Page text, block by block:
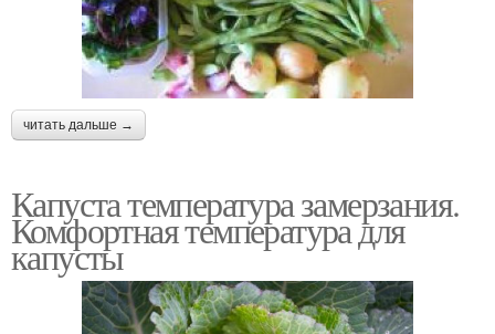
читать дальше →
Капуста температура замерзания.
Комфортная температура для
капусты